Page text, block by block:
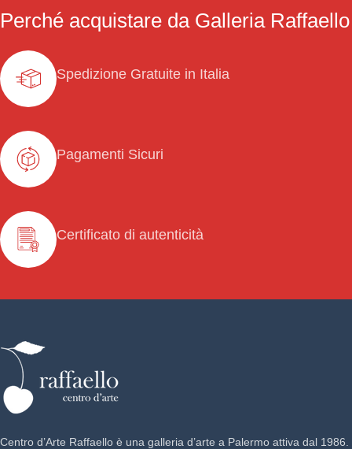
Perché acquistare da Galleria Raffaello
Spedizione Gratuite in Italia
Pagamenti Sicuri
Certificato di autenticità
Centro d’Arte Raffaello è una galleria d’arte a Palermo attiva dal 1986.